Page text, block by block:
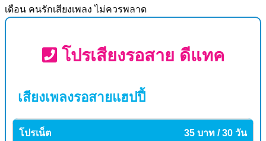
เดือน คนรักเสียงเพลง ไม่ควรพลาด
โปรเสียงรอสาย ดีแทค
เสียงเพลงรอสายแฮปปี้
35 บาท / 30 วัน